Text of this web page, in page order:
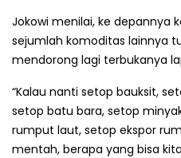
Jokowi menilai, ke depannya
sejumlah komoditas lainnya
mendorong lagi terbukanya
“Kalau nanti setop bauksit,
setop batu bara, setop
rumput laut, setop ekspor
mentah, berapa yang bisa